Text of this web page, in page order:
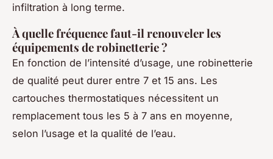
infiltration à long terme.
À quelle fréquence faut-il renouveler les
équipements de robinetterie ?
En fonction de l’intensité d’usage, une robinetterie
de qualité peut durer entre 7 et 15 ans. Les
cartouches thermostatiques nécessitent un
remplacement tous les 5 à 7 ans en moyenne,
selon l’usage et la qualité de l’eau.